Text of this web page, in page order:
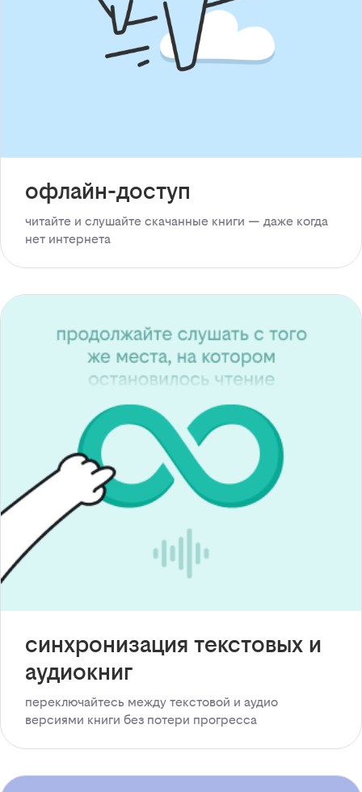
офлайн-доступ
читайте и слушайте скачанные книги — даже когда
нет интернета
синхронизация текстовых и
аудиокниг
переключайтесь между текстовой и аудио
версиями книги без потери прогресса